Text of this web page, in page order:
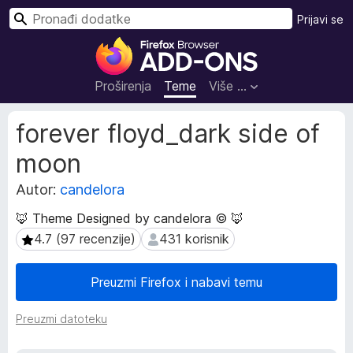
D
o
d
a
i
r
e
g
e
Proširenja Teme Više …
Prijavi se
T
forever floyd_dark side of
moon
Autor: candelora
🦊 Theme Designed by candelora © 🦊
4.7 (97 recenzije)
4.7 (97 recenzije) 431 korisnik
431 korisnik
Preuzmi Firefox i nabavi temu
Preuzmi datoteku
M
e
t
a
p
o
d
a
o